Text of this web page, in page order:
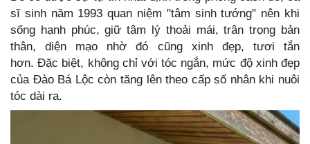
sĩ sinh năm 1993 quan niệm "tâm sinh tướng" nên khi
sống hạnh phúc, giữ tâm lý thoải mái, trân trọng bản
thân, diện mạo nhờ đó cũng xinh đẹp, tươi tắn
hơn. Đặc biệt, không chỉ với tóc ngắn, mức độ xinh đẹp
của Đào Bá Lộc còn tăng lên theo cấp số nhân khi nuôi
tóc dài ra.